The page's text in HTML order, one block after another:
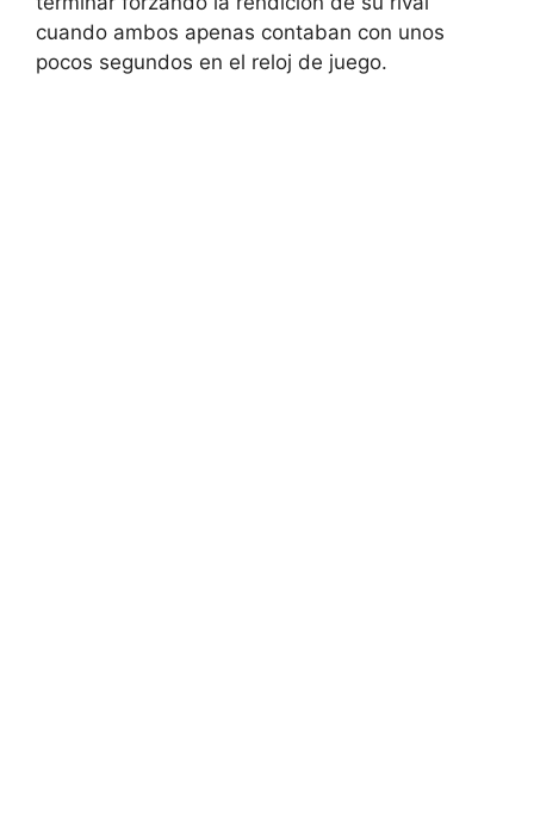
cuando ambos apenas contaban con unos
pocos segundos en el reloj de juego.